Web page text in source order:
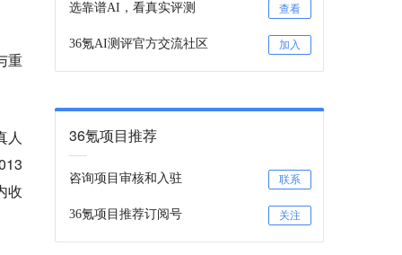
重
人
收
选靠谱AI，看真实评测 查看
36氪AI测评官方交流社区 加入
36氪项目推荐
咨询项目审核和入驻 联系
36氪项目推荐订阅号 关注